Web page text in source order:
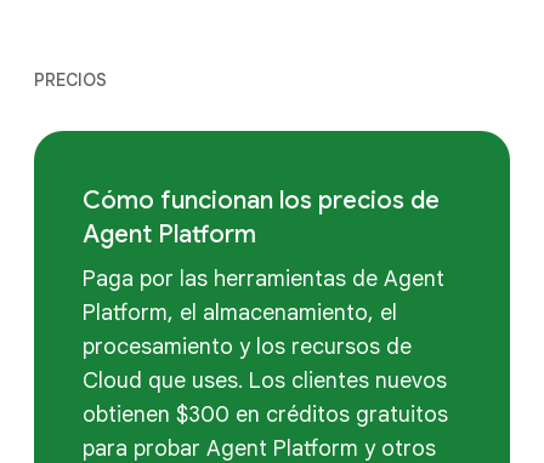
PRECIOS
Cómo funcionan los precios de
Agent Platform
Paga por las herramientas de Agent
Platform, el almacenamiento, el
procesamiento y los recursos de
Cloud que uses. Los clientes nuevos
obtienen $300 en créditos gratuitos
para probar Agent Platform y otros